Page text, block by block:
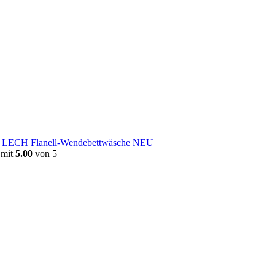
LECH Flanell-Wendebettwäsche NEU
5.00 von 5